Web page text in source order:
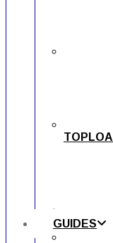
GUIDES